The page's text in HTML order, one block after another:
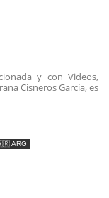
y con Videos,
Cisneros García, es
ARG